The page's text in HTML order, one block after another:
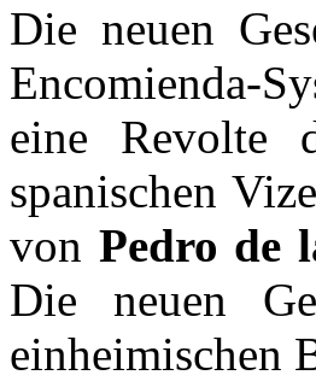
Die neuen
Encomienda-
eine Revolte
spanischen
von Pedro de
Die neuen
einheimischen